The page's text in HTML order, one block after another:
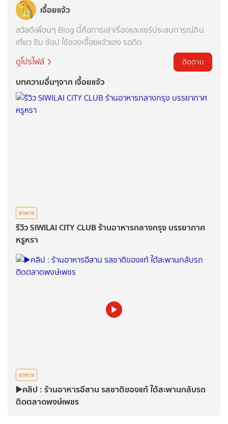
เจื้อยแจ้ว
สวัสดีเพื่อนๆ Blog นี้คือการเล่าเรื่องและแชร์ประสบการณ์กิน
เที่ยว ชิม ช้อป ใช้ของเจื้อยแจ้วเอง รอติด
ดูโปรไฟล์
ติดตาม
บทความอื่นๆจาก เจื้อยแจ้ว
อาหาร
รีวิว SIWILAI CITY CLUB ร้านอาหารกลางกรุง บรรยากาศ
หรูหรา
อาหาร
▶️คลิป : ร้านอาหารอีสาน รสชาติของแท้ ใต้สะพานกลับรถ
ติดตลาดพงษ์เพชร